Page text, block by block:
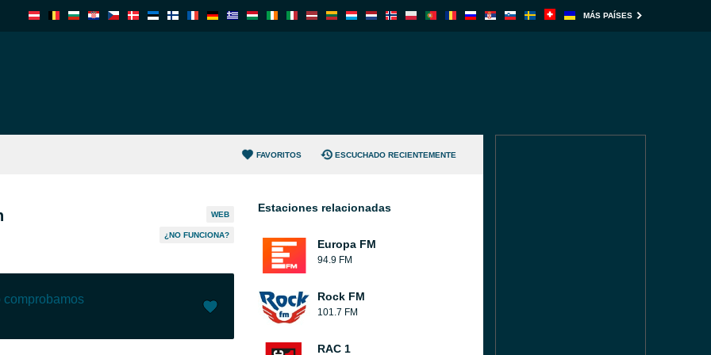
MÁS PAÍSES
FAVORITOS ESCUCHADO RECIENTEMENTE
WEB
¿NO FUNCIONA?
comprobamos
Estaciones relacionadas
Europa FM
94.9 FM
Rock FM
101.7 FM
RAC 1